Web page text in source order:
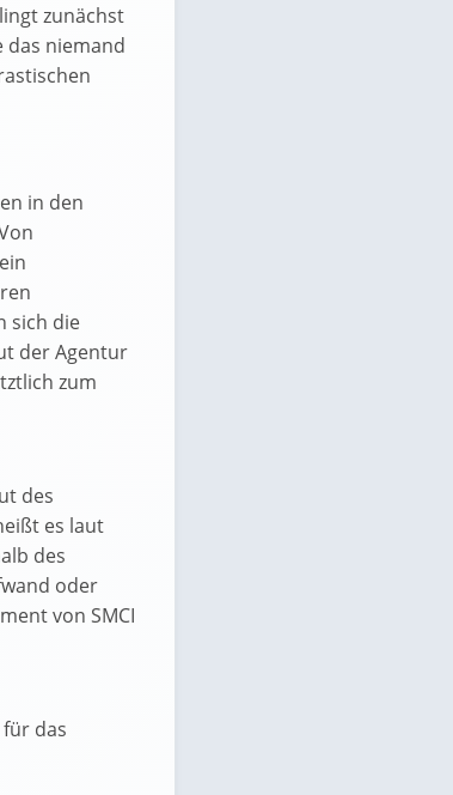
zunächst
das niemand
in den
sich die
der Agentur
zum
des
es laut
des
oder
von SMCI
das